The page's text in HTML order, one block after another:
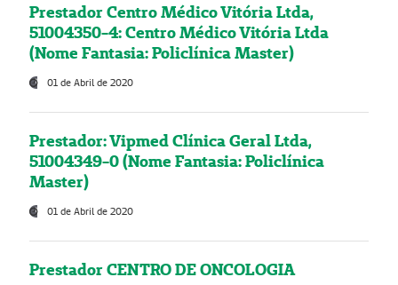
Prestador Centro Médico Vitória Ltda,
51004350-4: Centro Médico Vitória Ltda
(Nome Fantasia: Policlínica Master)
01 de Abril de 2020
Prestador: Vipmed Clínica Geral Ltda,
51004349-0 (Nome Fantasia: Policlínica
Master)
01 de Abril de 2020
Prestador CENTRO DE ONCOLOGIA